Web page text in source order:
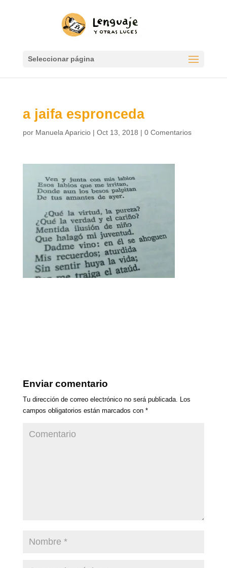
Seleccionar página
a jaifa espronceda
por Manuela Aparicio| Oct 13, 2018 | 0 Comentarios
Enviar comentario
Tu dirección de correo electrónico no será publicada. Los
campos obligatorios están marcados con *